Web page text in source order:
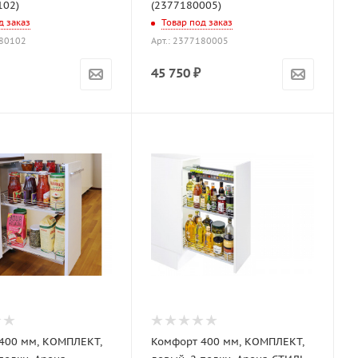
заказ
(2377180005)
Товар под заказ
Арт.: 2377180005
45 750 ₽
мм, КОМПЛЕКТ,
Комфорт 400 мм, КОМПЛЕКТ,